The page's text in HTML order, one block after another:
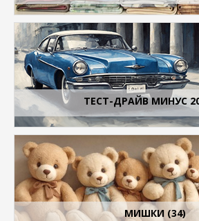
ТЕСТ-ДРАЙВ МИНУС
МИШКИ (34)